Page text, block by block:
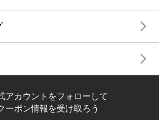
アカウントをフォローして
ーポン情報を受け取ろう